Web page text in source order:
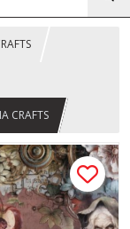
CRAFTS